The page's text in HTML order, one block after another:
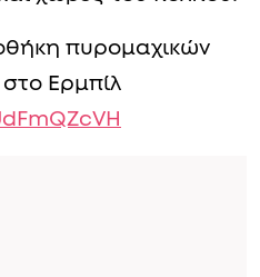
πυρομαχικών
Ερμπίλ